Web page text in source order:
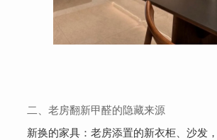
二、老房翻新甲醛的隐藏来源
新换的家具：老房添置的新衣柜、沙发